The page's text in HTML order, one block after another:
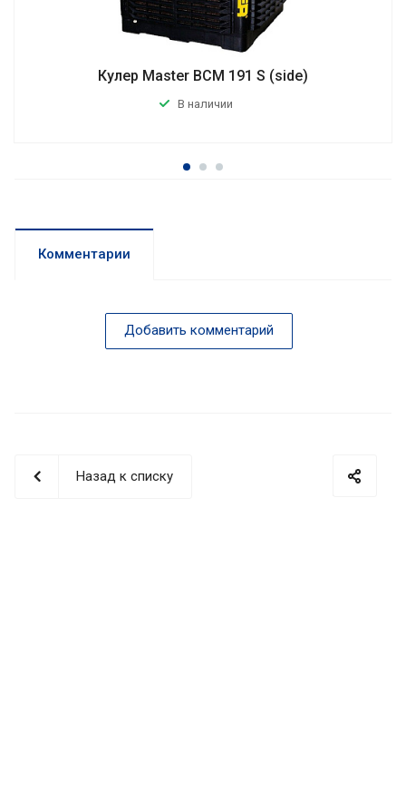
Кулер Master BCM 191 S (side)
В наличии
Комментарии
Добавить комментарий
Назад к списку